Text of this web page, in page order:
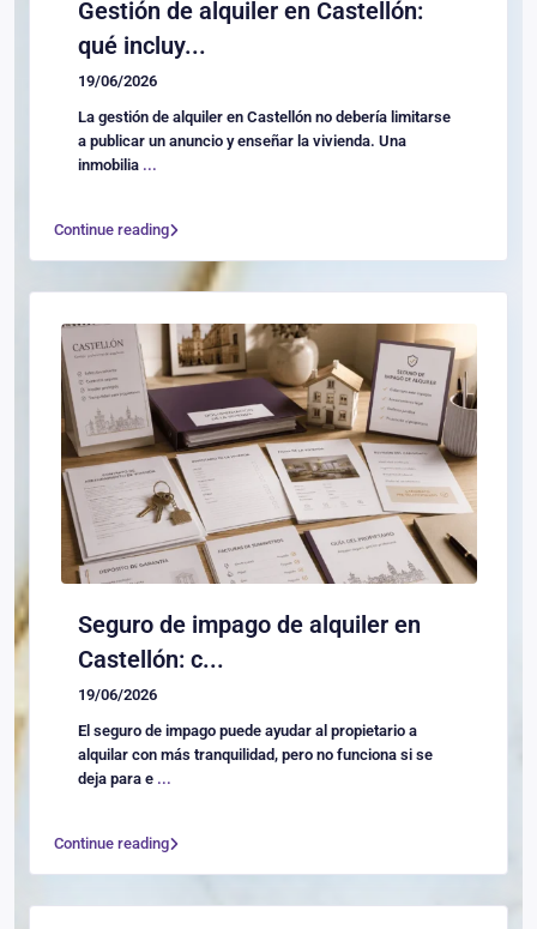
Gestión de alquiler en Castellón:
qué incluy...
19/06/2026
La gestión de alquiler en Castellón no debería limitarse
a publicar un anuncio y enseñar la vivienda. Una
inmobilia ...
Continue reading
Seguro de impago de alquiler en
Castellón: c...
19/06/2026
El seguro de impago puede ayudar al propietario a
alquilar con más tranquilidad, pero no funciona si se
deja para e ...
Continue reading